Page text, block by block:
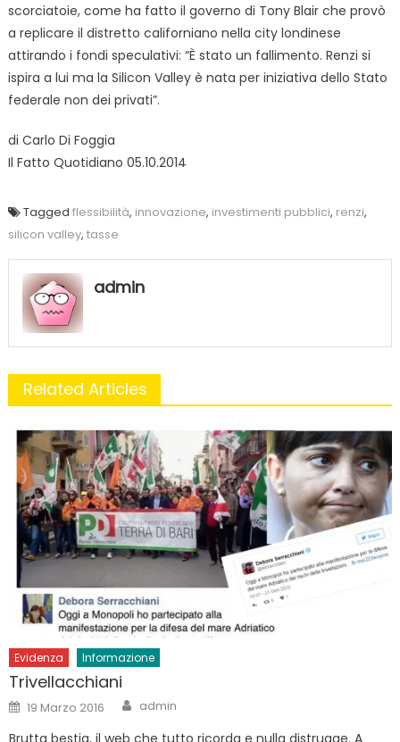
scorciatoie, come ha fatto il governo di Tony Blair che provò
a replicare il distretto californiano nella city londinese
attirando i fondi speculativi: “È stato un fallimento. Renzi si
ispira a lui ma la Silicon Valley è nata per iniziativa dello Stato
federale non dei privati”.
di Carlo Di Foggia
Il Fatto Quotidiano 05.10.2014
Tagged flessibilità, innovazione, investimenti pubblici, renzi,
silicon valley, tasse
admin
Related Articles
Evidenza Informazione
Trivellacchiani
Posted
on
19 Marzo 2016 Author
admin
Brutta bestia, il web che tutto ricorda e nulla distrugge. A